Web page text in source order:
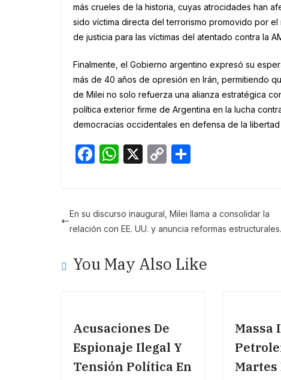
más crueles de la historia, cuyas atrocidades han
sido víctima directa del terrorismo promovido por
de justicia para las víctimas del atentado contra la
Finalmente, el Gobierno argentino expresó su
más de 40 años de opresión en Irán, permitiendo
de Milei no solo refuerza una alianza estratégica
política exterior firme de Argentina en la lucha
democracias occidentales en defensa de la libertad
F
e
b
o
W
s
A
p
X
C
y
Li
k
e
En su discurso inaugural, Milei llama a consolidar la
relación con EE. UU. y anuncia reformas estructurales.
You May Also Like
Acusaciones De
Espionaje Ilegal Y
Tensión Política En
Massa
Martes